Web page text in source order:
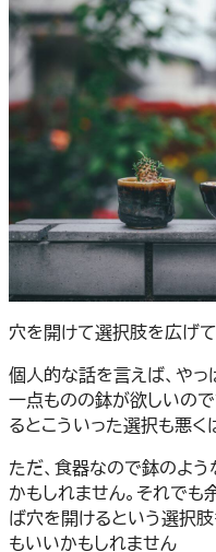
穴を開けて選択肢を広げ
個人的な話を言えば、や
一点ものの鉢が欲しいの
るとこういった選択も悪
ただ、食器なので鉢のよ
かもしれません。それで
ば穴を開けるという選択
もいいかもしれません